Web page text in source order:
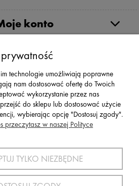
konto
Serwis
Wymiany
NIP: 611-24-66-379 || E-
tel:(75) 777 76 36
technologie umożliwiają poprawne
nam dostosować ofertę do Twoich
wykorzystanie przez nas
do sklepu lub dostosować użycie
wybierając opcję "Dostosuj zgody".
przeczytasz w naszej Polityce
TYLKO NIEZBĘDNE